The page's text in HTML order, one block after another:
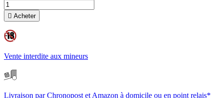
 Acheter
Vente interdite aux mineurs
Livraison par Chronopost et Amazon à domicile ou en point relais*